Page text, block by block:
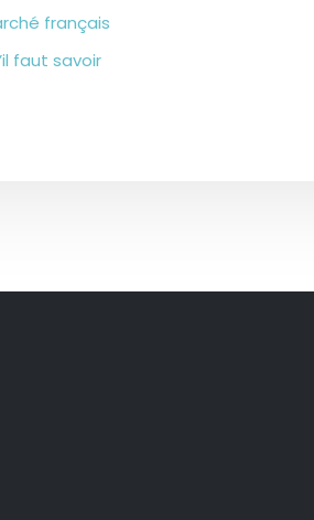
français
faut savoir